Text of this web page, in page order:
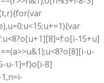
15+u]
u-
u-1]=f}o[i-8]